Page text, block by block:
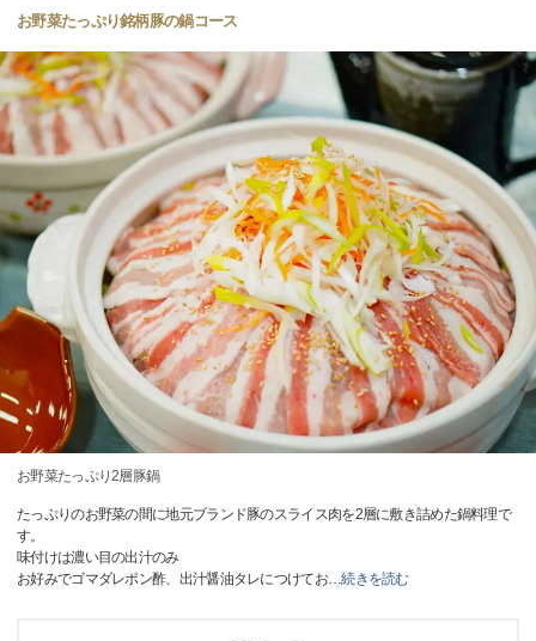
お野菜たっぷり銘柄豚の鍋コース
お野菜たっぷり2層豚鍋
たっぷりのお野菜の間に地元ブランド豚のスライス肉を2層に敷き詰めた鍋料理で
す。
味付けは濃い目の出汁のみ
お好みでゴマダレポン酢、出汁醤油タレにつけてお…続きを読む